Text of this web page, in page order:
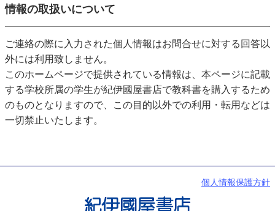
情報の取扱いについて
ご連絡の際に入力された個人情報はお問合せに対する回答以
外には利用致しません。
このホームページで提供されている情報は、本ページに記載
する学校所属の学生が紀伊國屋書店で教科書を購入するため
のものとなりますので、この目的以外での利用・転用などは
一切禁止いたします。
個人情報保護方針